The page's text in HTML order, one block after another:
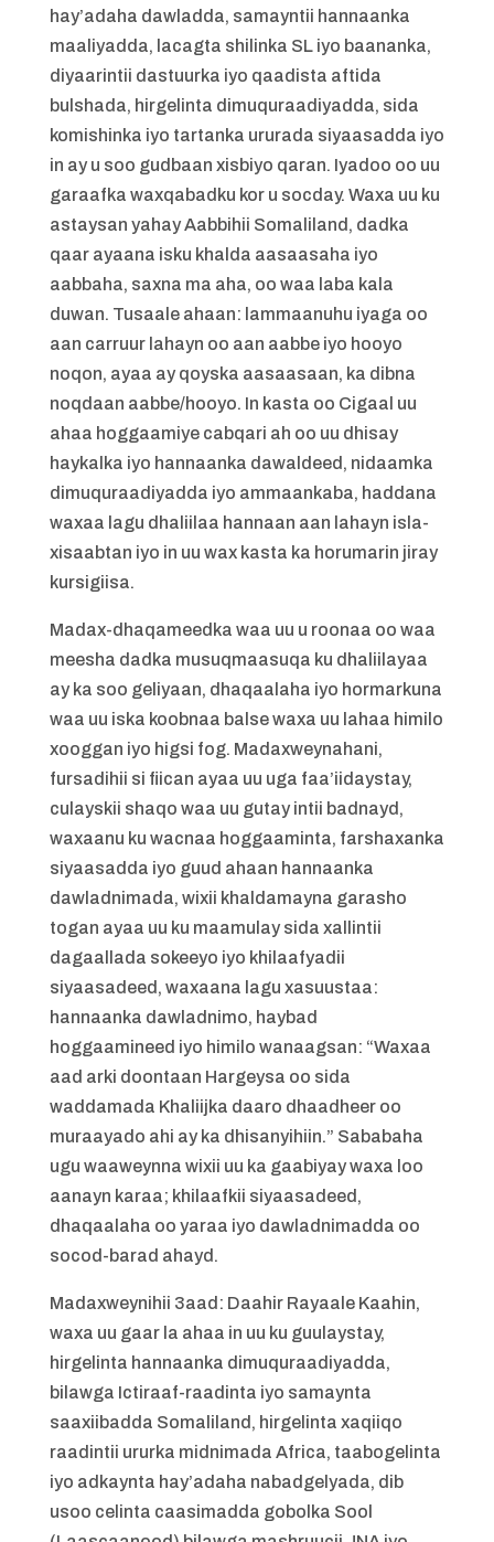
hay’adaha dawladda, samayntii hannaanka
maaliyadda, lacagta shilinka SL iyo baananka,
diyaarintii dastuurka iyo qaadista aftida
bulshada, hirgelinta dimuquraadiyadda, sida
komishinka iyo tartanka ururada siyaasadda iyo
in ay u soo gudbaan xisbiyo qaran. Iyadoo oo uu
garaafka waxqabadku kor u socday. Waxa uu ku
astaysan yahay Aabbihii Somaliland, dadka
qaar ayaana isku khalda aasaasaha iyo
aabbaha, saxna ma aha, oo waa laba kala
duwan. Tusaale ahaan: lammaanuhu iyaga oo
aan carruur lahayn oo aan aabbe iyo hooyo
noqon, ayaa ay qoyska aasaasaan, ka dibna
noqdaan aabbe/hooyo. In kasta oo Cigaal uu
ahaa hoggaamiye cabqari ah oo uu dhisay
haykalka iyo hannaanka dawaldeed, nidaamka
dimuquraadiyadda iyo ammaankaba, haddana
waxaa lagu dhaliilaa hannaan aan lahayn isla-
xisaabtan iyo in uu wax kasta ka horumarin jiray
kursigiisa.
Madax-dhaqameedka waa uu u roonaa oo waa
meesha dadka musuqmaasuqa ku dhaliilayaa
ay ka soo geliyaan, dhaqaalaha iyo hormarkuna
waa uu iska koobnaa balse waxa uu lahaa himilo
xooggan iyo higsi fog. Madaxweynahani,
fursadihii si fiican ayaa uu uga faa’iidaystay,
culayskii shaqo waa uu gutay intii badnayd,
waxaanu ku wacnaa hoggaaminta, farshaxanka
siyaasadda iyo guud ahaan hannaanka
dawladnimada, wixii khaldamayna garasho
togan ayaa uu ku maamulay sida xallintii
dagaallada sokeeyo iyo khilaafyadii
siyaasadeed, waxaana lagu xasuustaa:
hannaanka dawladnimo, haybad
hoggaamineed iyo himilo wanaagsan: “Waxaa
aad arki doontaan Hargeysa oo sida
waddamada Khaliijka daaro dhaadheer oo
muraayado ahi ay ka dhisanyihiin.” Sababaha
ugu waaweynna wixii uu ka gaabiyay waxa loo
aanayn karaa; khilaafkii siyaasadeed,
dhaqaalaha oo yaraa iyo dawladnimadda oo
socod-barad ahayd.
Madaxweynihii 3aad: Daahir Rayaale Kaahin,
waxa uu gaar la ahaa in uu ku guulaystay,
hirgelinta hannaanka dimuquraadiyadda,
bilawga Ictiraaf-raadinta iyo samaynta
saaxiibadda Somaliland, hirgelinta xaqiiqo
raadintii ururka midnimada Africa, taabogelinta
iyo adkaynta hay’adaha nabadgelyada, dib
usoo celinta caasimadda gobolka Sool